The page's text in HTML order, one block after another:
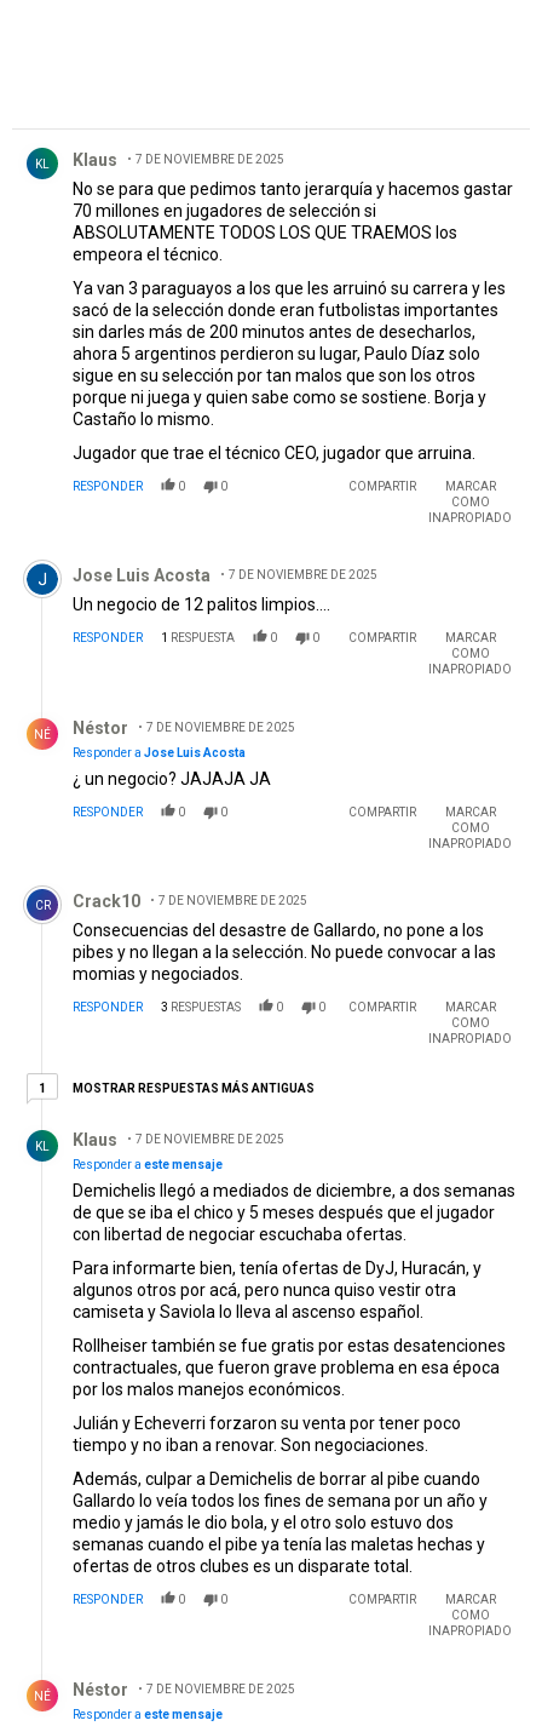
KL Klaus 7 DE NOVIEMBRE DE 2025
No se para que pedimos tanto jerarquía y hacemos gastar
70 millones en jugadores de selección si
ABSOLUTAMENTE TODOS LOS QUE TRAEMOS los
empeora el técnico.
Ya van 3 paraguayos a los que les arruinó su carrera y les
sacó de la selección donde eran futbolistas importantes
sin darles más de 200 minutos antes de desecharlos,
ahora 5 argentinos perdieron su lugar, Paulo Díaz solo
sigue en su selección por tan malos que son los otros
porque ni juega y quien sabe como se sostiene. Borja y
Castaño lo mismo.
Jugador que trae el técnico CEO, jugador que arruina.
RESPONDER 0 0 COMPARTIR
MARCAR
COMO
INAPROPIADO
Comentario de Jose Luis Acosta.
Jose Luis Acosta 7 DE NOVIEMBRE DE 2025
Un negocio de 12 palitos limpios....
RESPONDER 1 RESPUESTA 0 0 COMPARTIR
MARCAR
COMO
INAPROPIADO
NÉ Néstor
7 DE NOVIEMBRE DE 2025
Responder a Jose Luis Acosta
¿ un negocio? JAJAJA JA
RESPONDER 0 0 COMPARTIR
MARCAR
COMO
INAPROPIADO
Comentario de Crack10.
CR Crack10 7 DE NOVIEMBRE DE 2025
Consecuencias del desastre de Gallardo, no pone a los
pibes y no llegan a la selección. No puede convocar a las
momias y negociados.
RESPONDER 3 RESPUESTAS 0 0 COMPARTIR
MARCAR
COMO
INAPROPIADO
11 respuesta más antiguas
MOSTRAR RESPUESTAS MÁS ANTIGUAS
KL Klaus
7 DE NOVIEMBRE DE 2025
Responder a este mensaje
Demichelis llegó a mediados de diciembre, a dos semanas
de que se iba el chico y 5 meses después que el jugador
con libertad de negociar escuchaba ofertas.
Para informarte bien, tenía ofertas de DyJ, Huracán, y
algunos otros por acá, pero nunca quiso vestir otra
camiseta y Saviola lo lleva al ascenso español.
Rollheiser también se fue gratis por estas desatenciones
contractuales, que fueron grave problema en esa época
por los malos manejos económicos.
Julián y Echeverri forzaron su venta por tener poco
tiempo y no iban a renovar. Son negociaciones.
Además, culpar a Demichelis de borrar al pibe cuando
Gallardo lo veía todos los fines de semana por un año y
medio y jamás le dio bola, y el otro solo estuvo dos
semanas cuando el pibe ya tenía las maletas hechas y
ofertas de otros clubes es un disparate total.
RESPONDER 0 0 COMPARTIR
MARCAR
COMO
INAPROPIADO
NÉ Néstor
7 DE NOVIEMBRE DE 2025
Responder a este mensaje